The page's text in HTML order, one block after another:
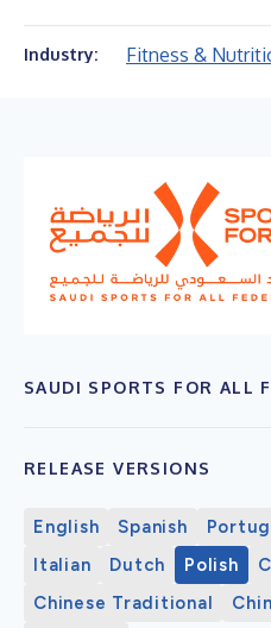
Industry: Fitness &
SAUDI SPORTS FOR ALL
RELEASE VERSIONS
English Spanish
Italian
Dutch Polish
Chinese Traditional